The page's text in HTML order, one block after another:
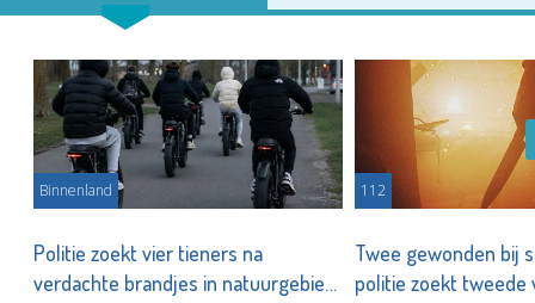
Binnenland
Politie zoekt vier tieners na
verdachte brandjes in natuurgebied
112
Twee gewonden bij
politie zoekt